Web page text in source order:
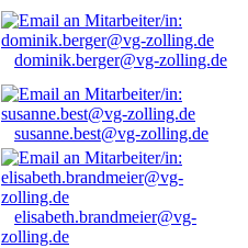
dominik.berger@vg-zolling.de
susanne.best@vg-zolling.de
elisabeth.brandmeier@vg-
zolling.de